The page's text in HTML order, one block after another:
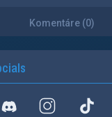
Komentáre (0)